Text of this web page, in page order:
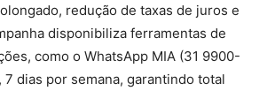
redução de taxas de juros e
disponibiliza ferramentas de
como o WhatsApp MIA (31 9900-
dias por semana, garantindo total